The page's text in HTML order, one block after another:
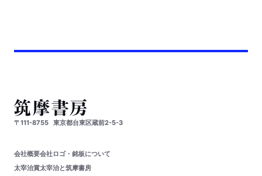
〒111-8755 東京都台東区蔵前2-5-3
会社概要会社ロゴ・銘板について
太宰治賞太宰治と筑摩書房